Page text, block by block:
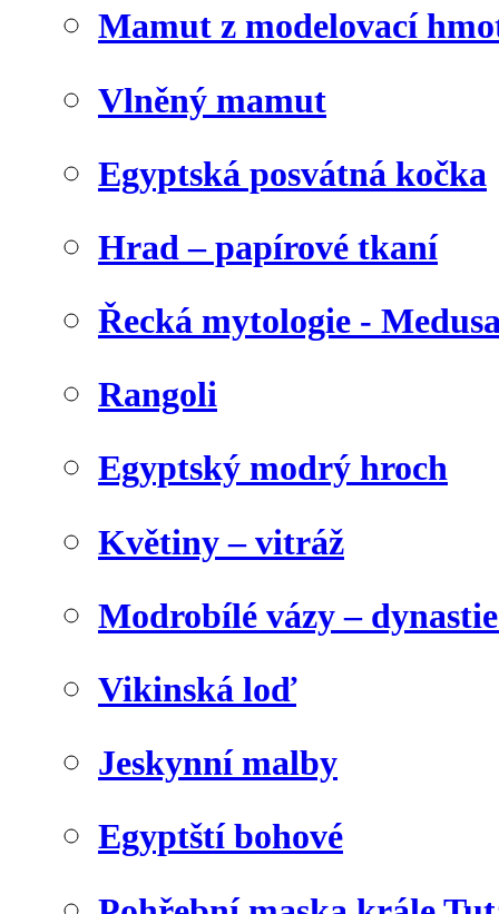
Mamut z modelovací
Vlněný mamut
Egyptská posvátná kočka
Hrad – papírové tkaní
Řecká mytologie -
Rangoli
Egyptský modrý hroch
Květiny – vitráž
Modrobílé vázy –
Vikinská loď
Jeskynní malby
Egyptští bohové